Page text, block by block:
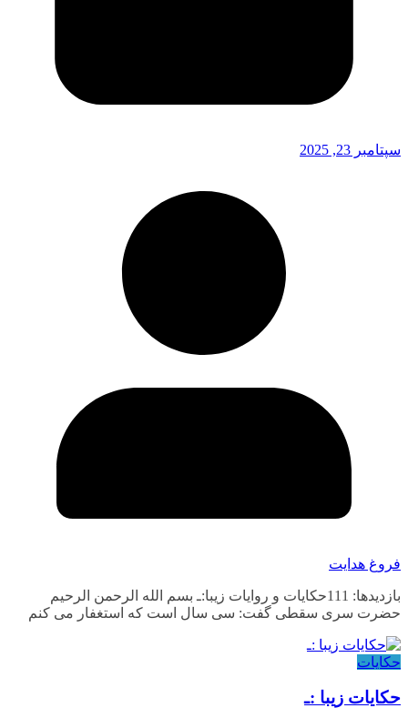
سپتامبر 23, 2025
فروغ هدایت
بازدیدها: 111حکایات و روایات زیبا:ـ بسم الله الرحمن الرحیم
حضرت سری سقطی گفت: سی سال است که استغفار می کنم
حکایات
حکایات زیبا :ـ